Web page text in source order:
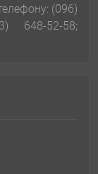
(096)
648-52-58;